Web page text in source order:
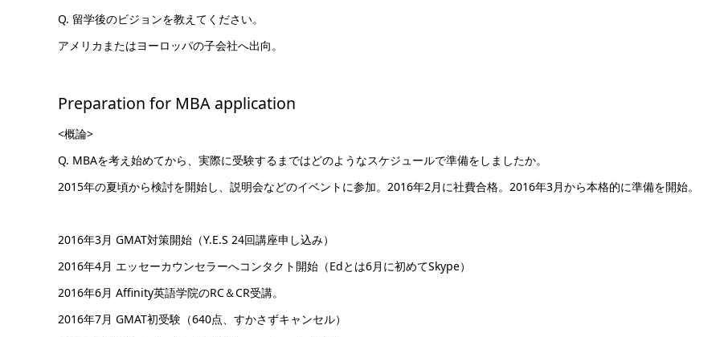
Q. 留学後のビジョンを教えてください。
アメリカまたはヨーロッパの子会社へ出向。
Preparation for MBA application
<概論>
Q. MBAを考え始めてから、実際に受験するまではどのようなスケジュールで準備をしましたか。
2015年の夏頃から検討を開始し、説明会などのイベントに参加。2016年2月に社費合格。2016年3月から本格的に準備を開始。
2016年3月 GMAT対策開始（Y.E.S 24回講座申し込み）
2016年4月 エッセーカウンセラーへコンタクト開始（Edとは6月に初めてSkype）
2016年6月 Affinity英語学院のRC＆CR受講。
2016年7月 GMAT初受験（640点、すかさずキャンセル）